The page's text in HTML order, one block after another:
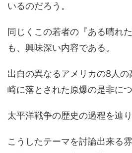
いるのだろう。
同じくこの若者の『ある晴れ
も、興味深い内容である。
出自の異なるアメリカの8人
崎に落とされた原爆の是非に
太平洋戦争の歴史の過程を辿り
こうしたテーマを討論出来る